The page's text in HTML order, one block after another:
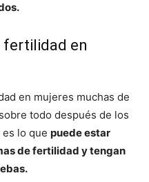
fertilidad en
en mujeres muchas de
todo después de los
lo que puede estar
de fertilidad y tengan